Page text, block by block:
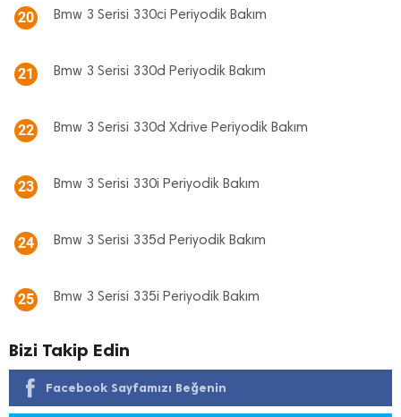
20 Bmw 3 Serisi 330ci Periyodik Bakım
21 Bmw 3 Serisi 330d Periyodik Bakım
22 Bmw 3 Serisi 330d Xdrive Periyodik Bakım
23 Bmw 3 Serisi 330i Periyodik Bakım
24 Bmw 3 Serisi 335d Periyodik Bakım
25 Bmw 3 Serisi 335i Periyodik Bakım
Bizi Takip Edin
Facebook Sayfamızı Beğenin